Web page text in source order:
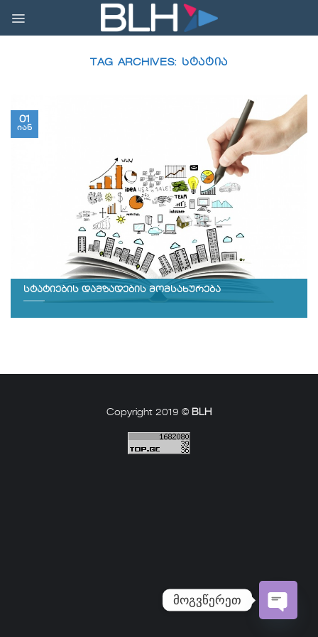
content
TAG ARCHIVES: ᲡᲢᲐᲢᲘᲐ
სტატიების დამზადების მომსახურება
01
იან
Copyright 2019 © BLH
მოგვწერეთ